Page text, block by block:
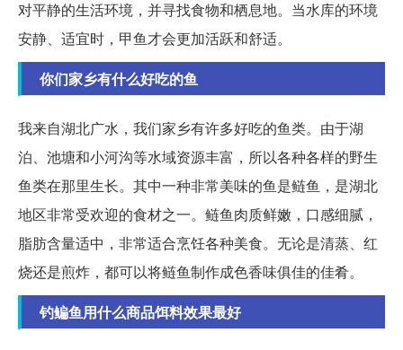
对平静的生活环境，并寻找食物和栖息地。当水库的环境
安静、适宜时，甲鱼才会更加活跃和舒适。
你们家乡有什么好吃的鱼
我来自湖北广水，我们家乡有许多好吃的鱼类。由于湖
泊、池塘和小河沟等水域资源丰富，所以各种各样的野生
鱼类在那里生长。其中一种非常美味的鱼是鲢鱼，是湖北
地区非常受欢迎的食材之一。鲢鱼肉质鲜嫩，口感细腻，
脂肪含量适中，非常适合烹饪各种美食。无论是清蒸、红
烧还是煎炸，都可以将鲢鱼制作成色香味俱佳的佳肴。
钓鳊鱼用什么商品饵料效果最好